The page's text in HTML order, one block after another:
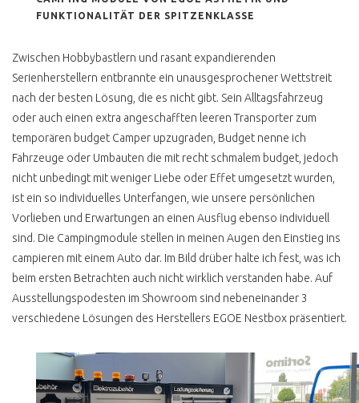
AUSLAND
ROST & RESTAURATION
?
T3 ROSTKUR NOCH GUT
BLENDER ERKENNEN
T3 LACKIERUNG
MIKE SANDERS
H KENNZEICHEN T3
FUNKTIONALITÄT DER SPITZENKLASSE
Zwischen Hobbybastlern und rasant expandierenden
Serienherstellern entbrannte ein unausgesprochener Wettstreit
nach der besten Lösung, die es nicht gibt. Sein Alltagsfahrzeug
oder auch einen extra angeschafften leeren Transporter zum
temporären budget Camper upzugraden, Budget nenne ich
Fahrzeuge oder Umbauten die mit recht schmalem budget, jedoch
nicht unbedingt mit weniger Liebe oder Effet umgesetzt wurden,
ist ein so individuelles Unterfangen, wie unsere persönlichen
Vorlieben und Erwartungen an einen Ausflug ebenso individuell
sind. Die Campingmodule stellen in meinen Augen den Einstieg ins
campieren mit einem Auto dar. Im Bild drüber halte ich fest, was ich
beim ersten Betrachten auch nicht wirklich verstanden habe. Auf
Ausstellungspodesten im Showroom sind nebeneinander 3
verschiedene Lösungen des Herstellers EGOE Nestbox präsentiert.